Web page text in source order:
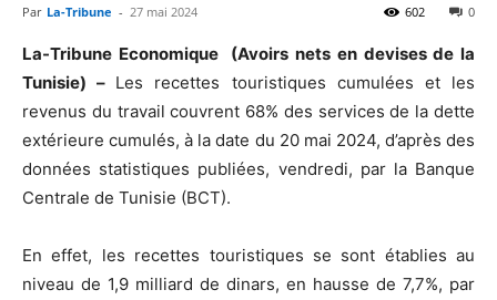
Par La-Tribune - 27 mai 2024 0
602
La-Tribune Economique (Avoirs nets en devises de la
Tunisie) – Les recettes touristiques cumulées et les
revenus du travail couvrent 68% des services de la dette
extérieure cumulés, à la date du 20 mai 2024, d’après des
données statistiques publiées, vendredi, par la Banque
Centrale de Tunisie (BCT).
En effet, les recettes touristiques se sont établies au
niveau de 1,9 milliard de dinars, en hausse de 7,7%, par